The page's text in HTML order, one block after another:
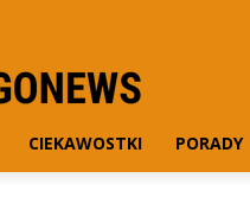
CIEKAWOSTKI PORADY